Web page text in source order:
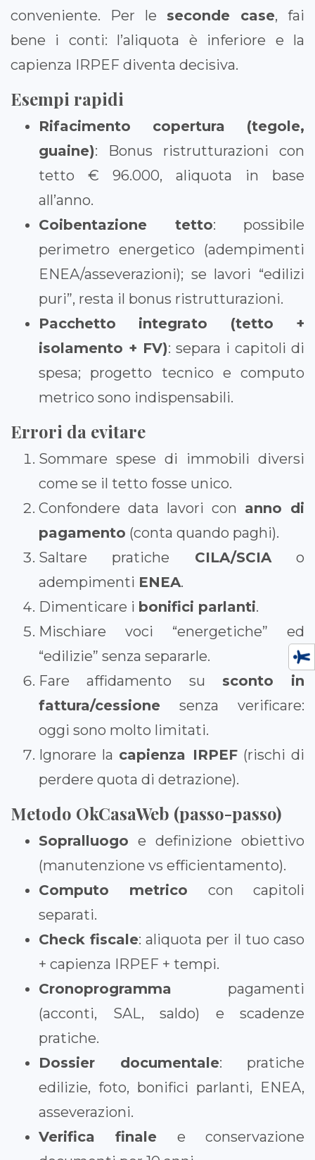
conveniente. Per le seconde case, fai
bene i conti: l’aliquota è inferiore e la
capienza IRPEF diventa decisiva.
Esempi rapidi
Rifacimento copertura (tegole,
guaine): Bonus ristrutturazioni con
tetto € 96.000, aliquota in base
all’anno.
Coibentazione tetto: possibile
perimetro energetico (adempimenti
ENEA/asseverazioni); se lavori “edilizi
puri”, resta il bonus ristrutturazioni.
Pacchetto integrato (tetto +
isolamento + FV): separa i capitoli di
spesa; progetto tecnico e computo
metrico sono indispensabili.
Errori da evitare
Sommare spese di immobili diversi
come se il tetto fosse unico.
Confondere data lavori con anno di
pagamento (conta quando paghi).
Saltare pratiche CILA/SCIAo
adempimenti ENEA.
Dimenticare i bonifici parlanti.
Mischiare voci “energetiche” ed
“edilizie” senza separarle.
Fare affidamento su sconto in
fattura/cessione senza verificare:
oggi sono molto limitati.
Ignorare la capienza IRPEF(rischi di
perdere quota di detrazione).
Metodo OkCasaWeb (passo-passo)
Sopralluogo e definizione obiettivo
(manutenzione vs efficientamento).
Computo metrico con capitoli
separati.
Check fiscale: aliquota per il tuo caso
+ capienza IRPEF + tempi.
Cronoprogramma pagamenti
(acconti, SAL, saldo) e scadenze
pratiche.
Dossier documentale: pratiche
edilizie, foto, bonifici parlanti, ENEA,
asseverazioni.
Verifica finale e conservazione